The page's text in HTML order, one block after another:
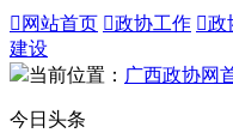
 网站首页 政协工作 政
建设
当前位置： 广西政协网
今日头条